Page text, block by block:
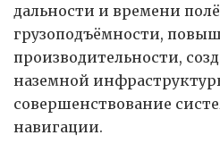
дальности и времени
грузоподъёмности,
производительности,
наземной
совершенствование
навигации.